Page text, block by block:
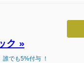
ク »
でも5%付与 ！